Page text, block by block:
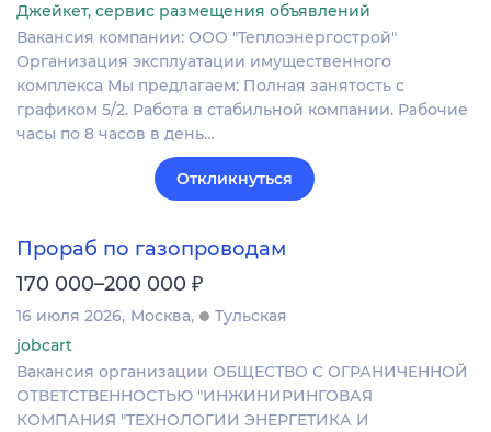
Джейкет, сервис размещения объявлений
Вакансия компании: ООО "Теплоэнергострой"
Организация эксплуатации имущественного
комплекса Мы предлагаем: Полная занятость с
графиком 5/2. Работа в стабильной компании. Рабочие
часы по 8 часов в день…
Откликнуться
Прораб по газопроводам
170 000–200 000 ₽
16 июля 2026 Москва
Тульская
jobcart
Вакансия организации ОБЩЕСТВО С ОГРАНИЧЕННОЙ
ОТВЕТСТВЕННОСТЬЮ "ИНЖИНИРИНГОВАЯ
КОМПАНИЯ "ТЕХНОЛОГИИ ЭНЕРГЕТИКА И